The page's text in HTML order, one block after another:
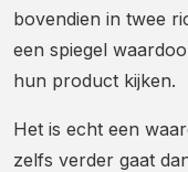
bovendien in twee
een spiegel
hun product kijken.
Het is echt een
zelfs verder gaat